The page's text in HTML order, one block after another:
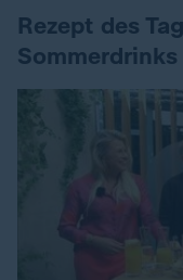
Rezept des
Sommerdrinks